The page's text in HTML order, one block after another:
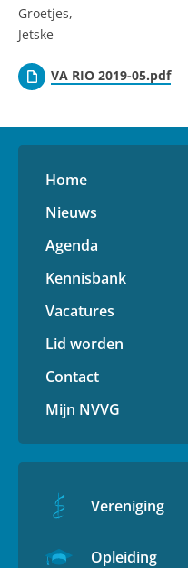
Groetjes,
Jetske
VA RIO 2019-05.pdf
Home
Nieuws
Agenda
Kennisbank
Vacatures
Lid worden
Contact
Mijn NVVG
Vereniging
Opleiding